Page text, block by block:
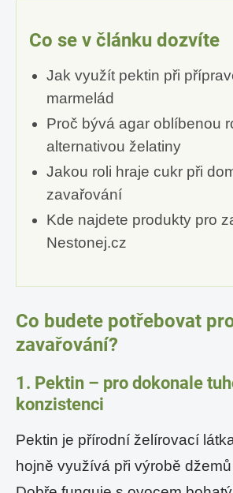
Co se v článku dozvíte
Jak využít pektin při
marmelád
Proč bývá agar oblíbenou
alternativou želatiny
Jakou roli hraje cukr při
zavařování
Kde najdete produkty pro
Nestonej.cz
Co budete potřebovat
zavařování?
1. Pektin – pro dokonale
konzistenci
Pektin je přírodní želírovací
hojně využívá při výrobě